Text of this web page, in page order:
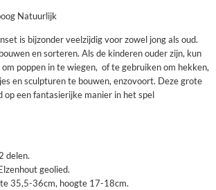
Natuurlijk
is bijzonder veelzijdig voor zowel jong als oud.
en sorteren. Als de kinderen ouder zijn, kun
om poppen in te wiegen, of te gebruiken om hekken,
en sculpturen te bouwen, enzovoort. Deze grote
een fantasierijke manier in het spel
delen.
geolied.
35,5-36cm, hoogte 17-18cm.